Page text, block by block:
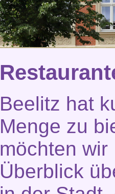
Beelitz hat
Menge zu
möchten
Überblick